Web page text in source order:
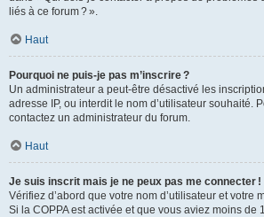
liés à ce forum ? ».
Haut
Pourquoi ne puis-je pas m’inscrire ?
Un administrateur a peut-être désactivé les
adresse IP, ou interdit le nom d’utilisateur souhaité.
contactez un administrateur du forum.
Haut
Je suis inscrit mais je ne peux pas me connecter !
Vérifiez d’abord que votre nom d’utilisateur et votre
Si la COPPA est activée et que vous aviez moins de